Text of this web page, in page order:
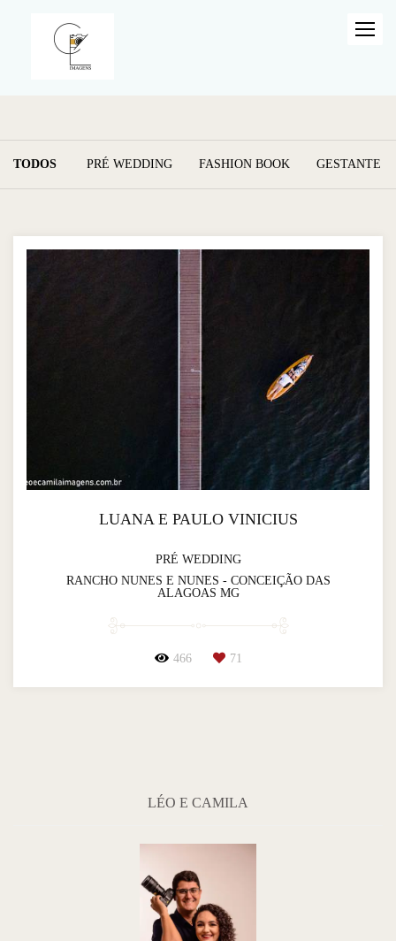
TODOS PRÉ WEDDING FASHION BOOK GESTANTE
LUANA E PAULO VINICIUS
PRÉ WEDDING
RANCHO NUNES E NUNES - CONCEIÇÃO DAS
ALAGOAS MG
466 71
LÉO E CAMILA